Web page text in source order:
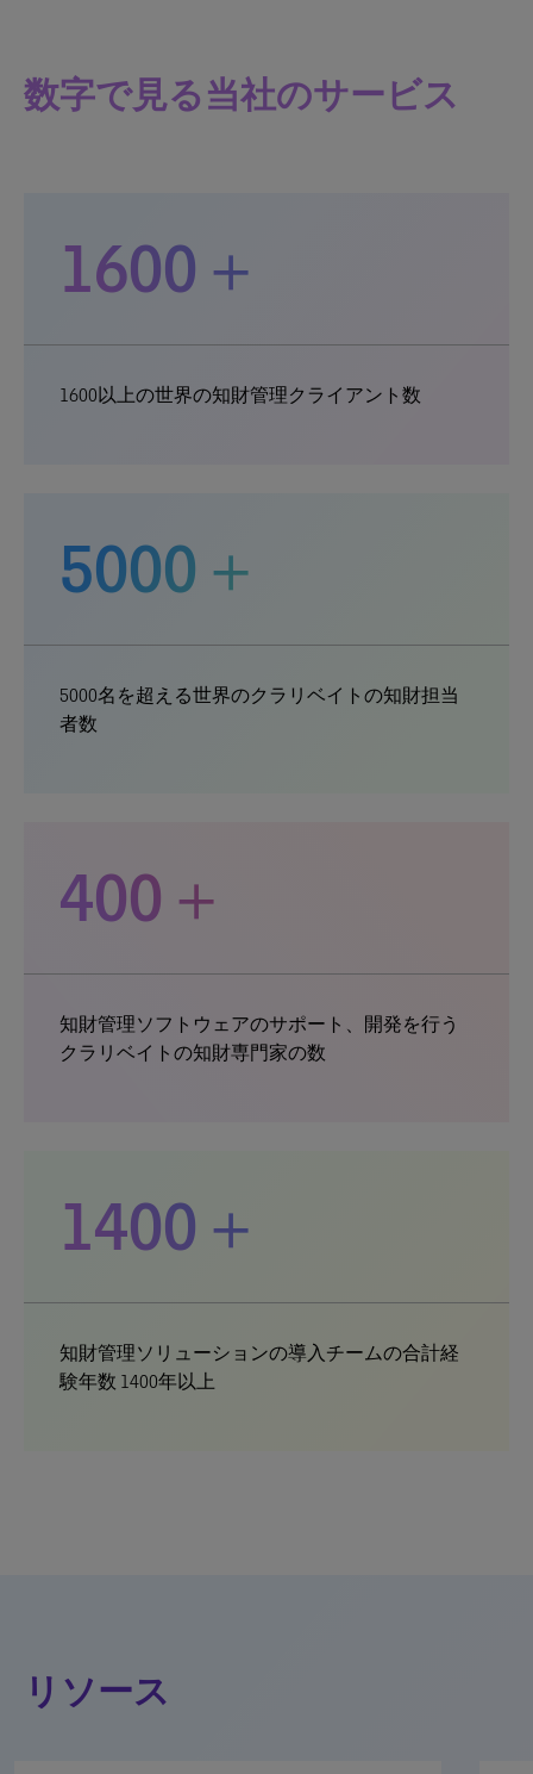
数字で見る当社のサービス
1600＋
1600以上の世界の知財管理クライアント数
5000＋
5000名を超える世界のクラリベイトの知財担当
者数
400＋
知財管理ソフトウェアのサポート、開発を行う
クラリベイトの知財専門家の数
1400＋
知財管理ソリューションの導入チームの合計経
験年数 1400年以上
リソース